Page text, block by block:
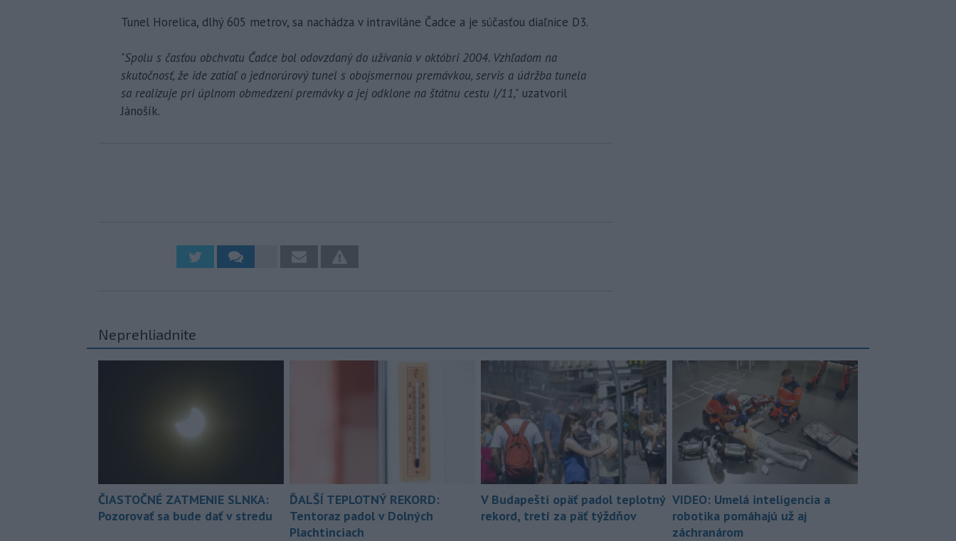
Tunel Horelica, dlhý 605 metrov, sa nachádza v intraviláne Čadce a je súčasťou diaľnice D3.
"Spolu s časťou obchvatu Čadce bol odovzdaný do užívania v októbri 2004. Vzhľadom na
skutočnosť, že ide zatiaľ o jednorúrový tunel s obojsmernou premávkou, servis a údržba tunela
sa realizuje pri úplnom obmedzení premávky a jej odklone na štátnu cestu I/11," uzatvoril
Jánošík.
Neprehliadnite
ČIASTOČNÉ ZATMENIE SLNKA:
Pozorovať sa bude dať v stredu
ĎALŠÍ TEPLOTNÝ REKORD:
Tentoraz padol v Dolných
Plachtinciach
V Budapešti opäť padol teplotný
rekord, tretí za päť týždňov
VIDEO: Umelá inteligencia a
robotika pomáhajú už aj
záchranárom